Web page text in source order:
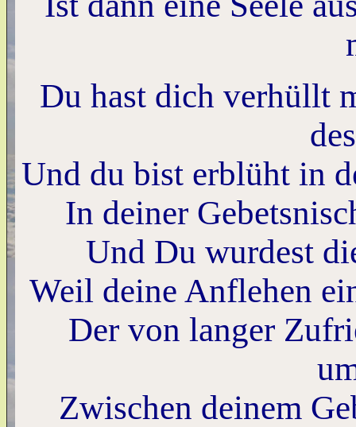
Du hast dich verhüllt
Und du bist erblüht in
In deiner
Und Du wurdest
Weil deine Anflehen
Der von langer
Zwischen deinem